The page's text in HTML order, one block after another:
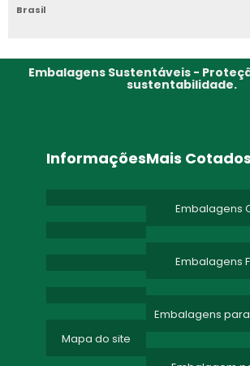
EMBALAGEM DE PLASTICO RECICLADO
Brasil
Embalagens Sustentáveis -
sustentabilidade.
Informações
Mapa do site
Mais Cotados
Embalagens
Embalagens
Embalagens